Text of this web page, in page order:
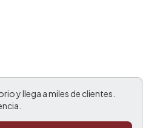
y llega a miles de clientes.